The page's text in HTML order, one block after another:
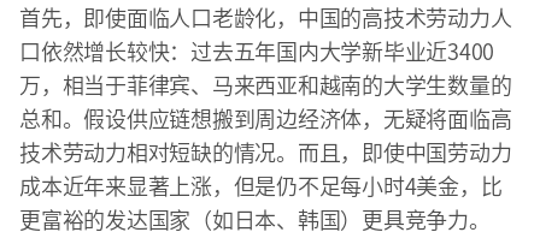
首先，即使面临人口老龄化，中国的高技术劳动力人
口依然增长较快：过去五年国内大学新毕业近3400
万，相当于菲律宾、马来西亚和越南的大学生数量的
总和。假设供应链想搬到周边经济体，无疑将面临高
技术劳动力相对短缺的情况。而且，即使中国劳动力
成本近年来显著上涨，但是仍不足每小时4美金，比
更富裕的发达国家（如日本、韩国）更具竞争力。